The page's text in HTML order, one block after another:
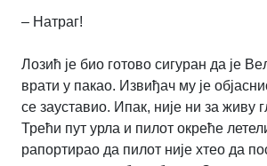
– Натраг!
Лозић је био готово сигуран да је
врати у пакао. Извиђач му је
се зауставио. Ипак, није ни за живу
Трећи пут урла и пилот окреће
рапортирао да пилот није хтео да